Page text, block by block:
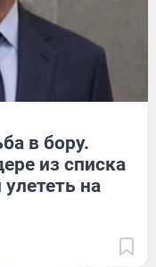
в бору.
из списка
на